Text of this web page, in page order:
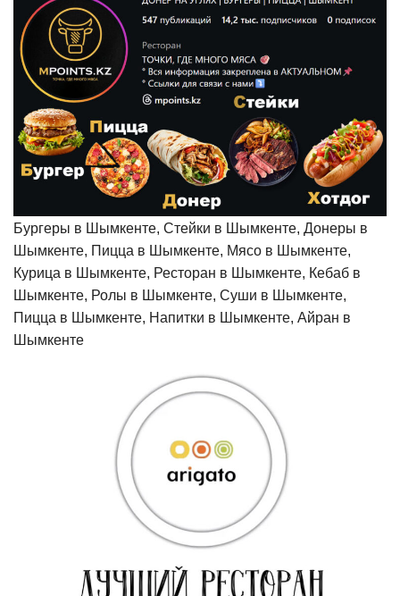
Бургеры в Шымкенте, Стейки в Шымкенте, Донеры в
Шымкенте, Пицца в Шымкенте, Мясо в Шымкенте,
Курица в Шымкенте, Ресторан в Шымкенте, Кебаб в
Шымкенте, Ролы в Шымкенте, Суши в Шымкенте,
Пицца в Шымкенте, Напитки в Шымкенте, Айран в
Шымкенте